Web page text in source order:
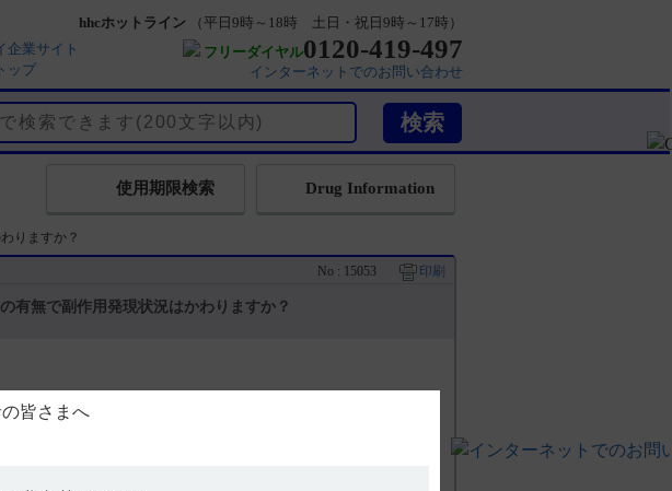
企業サイト
ップ
hhcホットライン
（平日9時～18時 土日・祝日9時～17時）
フリーダイヤル0120-419-497
インターネットでのお問い合わせ
Drug Information
使用期限検索
りますか？
No : 15053 印刷
有無で副作用発現状況はかわりますか？
共同303試験］では、限られた例数ですが、不安障害を併存する不